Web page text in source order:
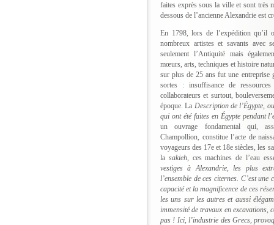
faites exprès sous la ville et sont très
dessous de l’ancienne Alexandrie est
En 1798, lors de l’expédition qu’il
nombreux artistes et savants avec
seulement l’Antiquité mais
mœurs, arts, techniques et histoire
sur plus de 25 ans fut une entreprise
sortes : insuffisance de
collaborateurs et surtout,
époque. La Description de l’Égypte,
qui ont été faites en Égypte pendant
un
ouvrage fondamental qui,
Champollion, constitue l’acte de
voyageurs des 17e et 18e siècles, les
la sakieh, ces machines de l’eau
vestiges à Alexandrie, les plus
l’ensemble de ces citernes. C’est
capacité et la magnificence de ces
les uns sur les autres et aussi
immensité de travaux en excavations,
pas ! Ici, l’industrie des Grecs,